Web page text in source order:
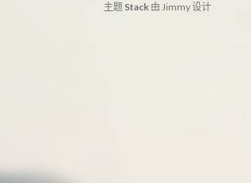
主题 Stack 由 Jimmy设计